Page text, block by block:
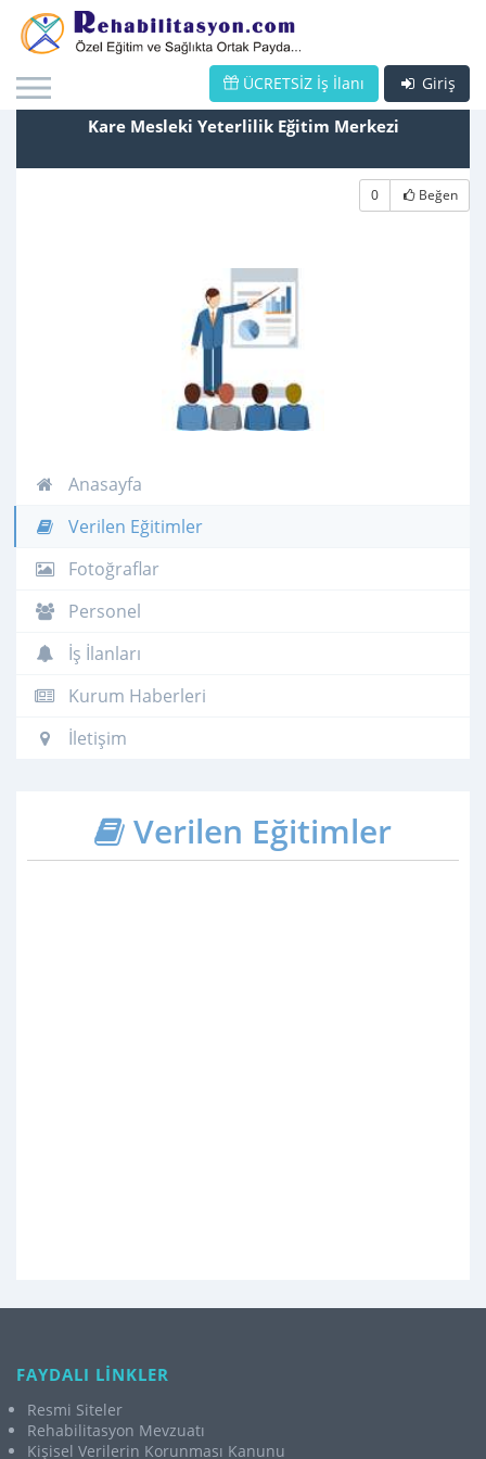
Giriş
ÜCRETSİZ İş İlanı
Kare Mesleki Yeterlilik Eğitim Merkezi
0 Beğen
Anasayfa
Verilen Eğitimler
Fotoğraflar
Personel
İş İlanları
Kurum Haberleri
İletişim
Verilen Eğitimler
FAYDALI LİNKLER
Resmi Siteler
Rehabilitasyon Mevzuatı
Kişisel Verilerin Korunması Kanunu